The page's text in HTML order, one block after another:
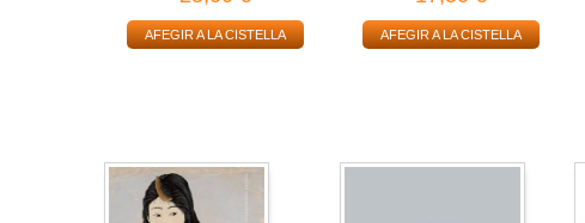
AFEGIR A LA CISTELLA AFEGIR A LA CISTELLA